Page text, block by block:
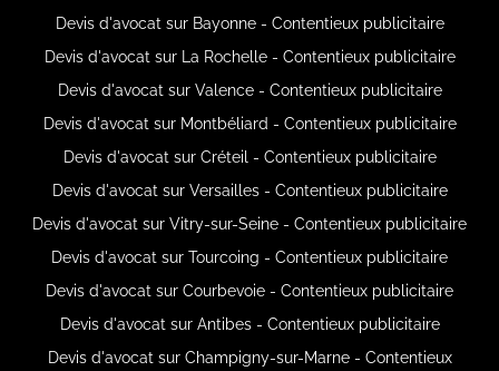
Devis d'avocat sur Bayonne - Contentieux publicitaire
Devis d'avocat sur La Rochelle - Contentieux publicitaire
Devis d'avocat sur Valence - Contentieux publicitaire
Devis d'avocat sur Montbéliard - Contentieux publicitaire
Devis d'avocat sur Créteil - Contentieux publicitaire
Devis d'avocat sur Versailles - Contentieux publicitaire
Devis d'avocat sur Vitry-sur-Seine - Contentieux publicitaire
Devis d'avocat sur Tourcoing - Contentieux publicitaire
Devis d'avocat sur Courbevoie - Contentieux publicitaire
Devis d'avocat sur Antibes - Contentieux publicitaire
Devis d'avocat sur Champigny-sur-Marne - Contentieux